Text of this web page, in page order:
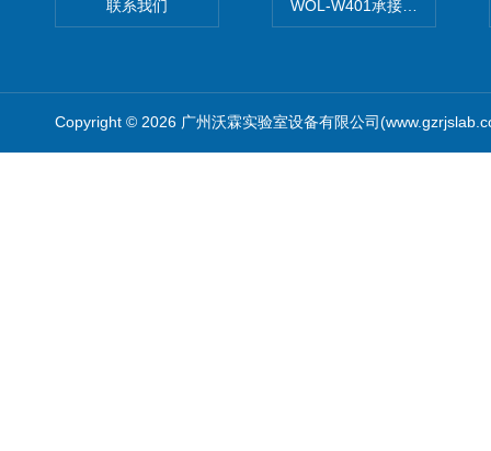
联系我们 WOL-W401承接食品QS认
Copyright © 2026 广州沃霖实验室设备有限公司